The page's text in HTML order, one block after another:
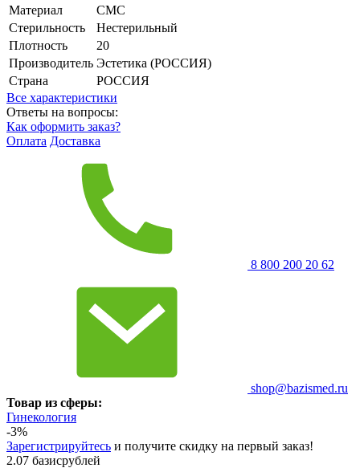
Материал
СМС
Стерильность
Нестерильный
Плотность
20
Производитель Эстетика (РОССИЯ)
Страна
РОССИЯ
Все характеристики
Ответы на вопросы:
Как оформить заказ?
Оплата Доставка
8 800 200 20 62
shop@bazismed.ru
Товар из сферы:
Гинекология
-3%
Зарегистрируйтесь и получите скидку на первый заказ!
2.07 базисрублей